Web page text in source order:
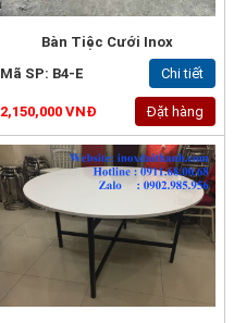
Bàn Tiệc Cưới Inox
Mã SP: B4-E
Chi tiết
2,150,000 VNĐ Đặt hàng